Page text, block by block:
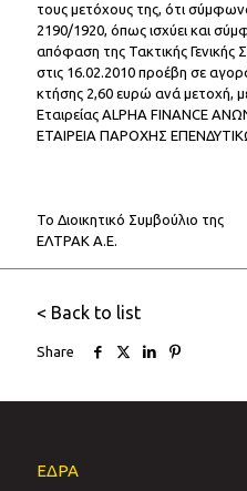
τους μετόχους της, ότι
2190/1920, όπως ισχύει και
απόφαση της Τακτικής
στις 16.02.2010 προέβη σε
κτήσης 2,60 ευρώ ανά μετοχή,
Εταιρείας ALPHA FINANCE
ΕΤΑΙΡΕΙΑ ΠΑΡΟΧΗΣ
Το Διοικητικό Συμβούλιο της
ΕΛΤΡΑΚ Α.Ε.
< Back to list
Share
ΕΔΡΑ